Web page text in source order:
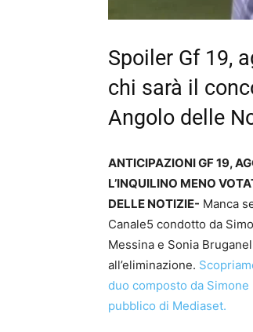
Spoiler Gf 19,
chi sarà il
Angolo delle
ANTICIPAZIONI GF 19,
L’INQUILINO MENO
DELLE NOTIZIE- Manca
Canale5 condotto da
Messina e Sonia
all’eliminazione.
duo composto da
pubblico di Mediaset.